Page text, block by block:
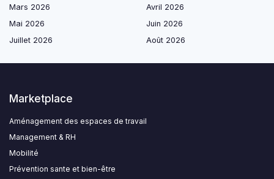
Mars 2026
Avril 2026
Mai 2026
Juin 2026
Juillet 2026
Août 2026
Marketplace
Aménagement des espaces de travail
Management & RH
Mobilité
Prévention sante et bien-être